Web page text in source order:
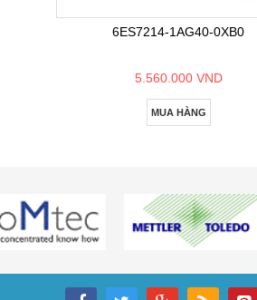
6ES7214-1AG40-0XB0
5.560.000 VND
MUA HÀNG